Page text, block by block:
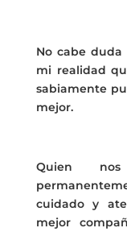
No cabe
mi realidad
sabiamente
mejor.
Quien
cuidado y
mejor